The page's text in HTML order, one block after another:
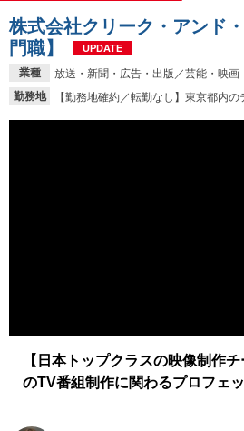
就活ノウハウ・サポート
就活ノウハウが満載！
業種
放送・新聞・広告・出版／芸能・映画
勤務地
【勤務地確約／転勤なし】東京都内
株式会社クリーク・アンド
門職】
UPDATE
【日本トップクラスの映像制作
のTV番組制作に関わるプロフェ